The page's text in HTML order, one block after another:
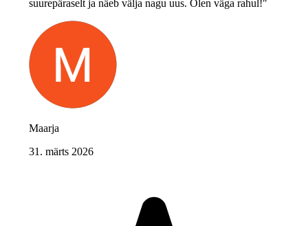
suurepäraselt ja näeb välja nagu uus. Olen väga rahul!"
Maarja
31. märts 2026